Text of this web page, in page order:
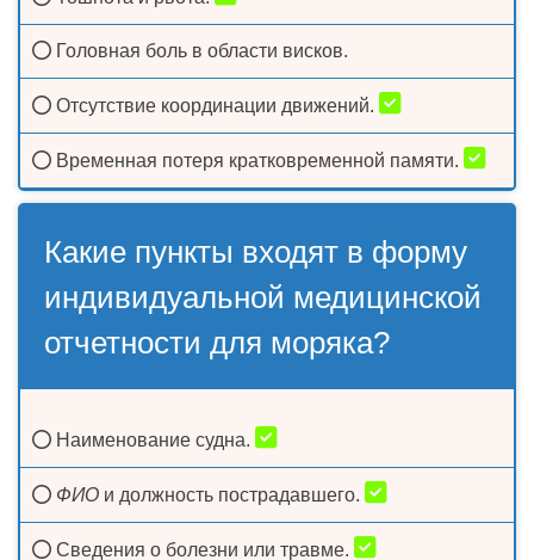
Головная боль в области висков.
Отсутствие координации движений.
Временная потеря кратковременной памяти.
Какие пункты входят в форму
индивидуальной медицинской
отчетности для моряка?
Наименование судна.
ФИО и должность пострадавшего.
Сведения о болезни или травме.